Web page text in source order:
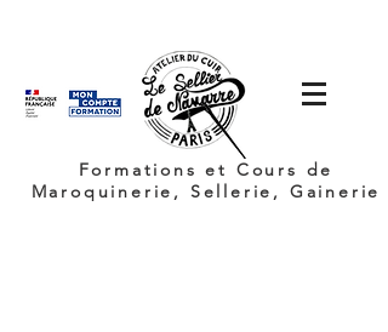
Formations et Cours de
Maroquinerie, Sellerie, Gainerie